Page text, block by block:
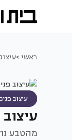
ראשי >
עיצוב
מהטבע